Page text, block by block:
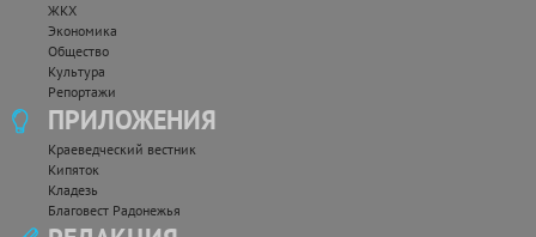
ЖКХ
Экономика
Общество
Культура
Репортажи
ПРИЛОЖЕНИЯ
Краеведческий вестник
Кипяток
Кладезь
Благовест Радонежья